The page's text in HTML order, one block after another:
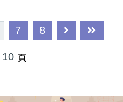
7 8
10 頁